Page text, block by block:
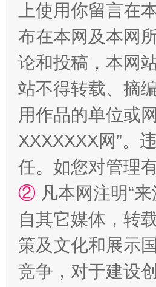
国家大学科技园优化重塑工作
扯下公款旅游的“隐身衣”
上使用你留言在
布在本网及本网
论和投稿，本网
站不得转载、摘
用作品的单位或
XXXXXXX网”。
任。如您对管理
② 凡本网注明“
自其它媒体，转
策及文化和展示
竞争，对于建设